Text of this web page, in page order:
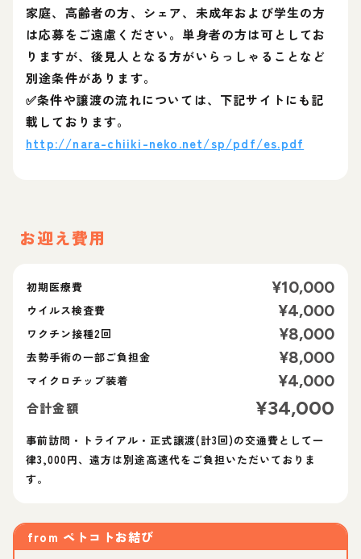
家庭、高齢者の方、シェア、未成年および学生の方
は応募をご遠慮ください。単身者の方は可としてお
りますが、後見人となる方がいらっしゃることなど
別途条件があります。
✅条件や譲渡の流れについては、下記サイトにも記
載しております。
http://nara-chiiki-neko.net/sp/pdf/es.pdf
お迎え費用
初期医療費 ¥10,000
ウイルス検査費 ¥4,000
ワクチン接種2回 ¥8,000
去勢手術の一部ご負担金 ¥8,000
マイクロチップ装着 ¥4,000
合計金額 ¥34,000
事前訪問・トライアル・正式譲渡(計3回)の交通費として一
律3,000円、遠方は別途高速代をご負担いただいておりま
す。
from ペトコトお結び